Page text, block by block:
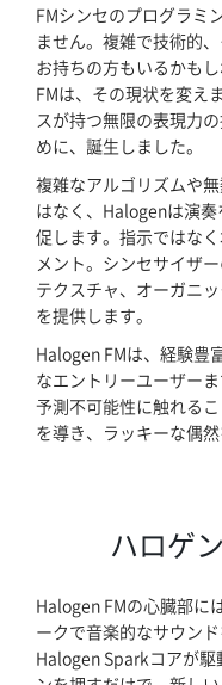
プ
FMシンセのプログラミ
ません。複雑で技術的
お持ちの方もいるかも
FMは、その現状を変え
スが持つ無限の表現力
めに、誕生しました。
複雑なアルゴリズムや
はなく、Halogenは演
促します。指示ではな
メント。シンセサイザ
テクスチャ、オーガニ
を提供します。
Halogen FMは、経験豊
なエントリーユーザー
予測不可能性に触れる
を導き、ラッキーな偶
ハロゲ
Halogen FMの心臓部に
ークで音楽的なサウン
Halogen Sparkコアが